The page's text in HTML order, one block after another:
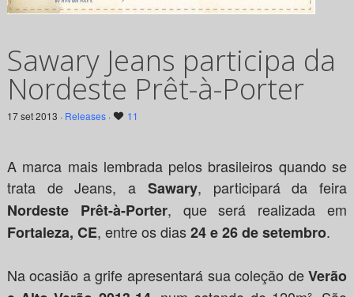
Sawary Jeans participa da
Nordeste Prêt-à-Porter
17 set 2013 · Releases· 11
A marca mais lembrada pelos brasileiros quando se
trata de Jeans, a Sawary, participará da feira
Nordeste Prêt-à-Porter, que será realizada em
Fortaleza, CE, entre os dias24 e 26 de setembro.
Na ocasião a grife apresentará sua coleção deVerão